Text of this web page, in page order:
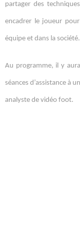
partager des
encadrer le joueur
équipe et dans la société.
Au programme, il y
séances d’assistance à
analyste de vidéo foot.